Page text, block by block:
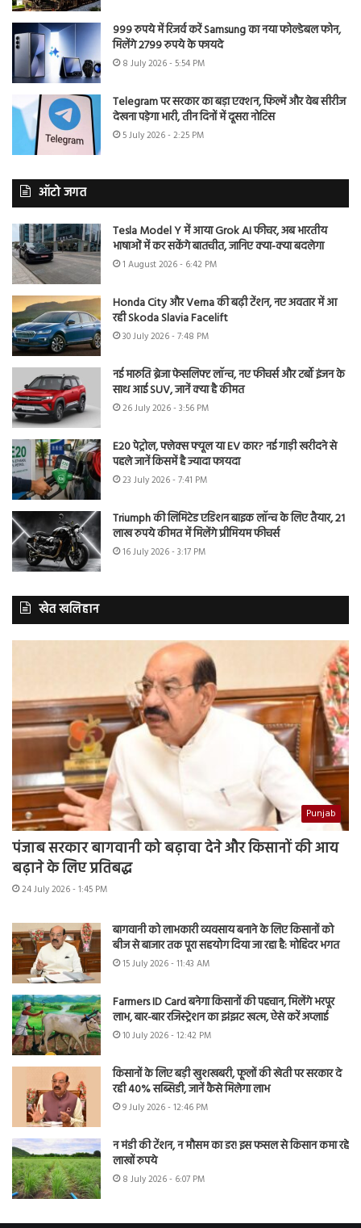
999 रुपये में रिजर्व करें Samsung का नया फोल्डेबल फोन,
मिलेंगे 2799 रुपये के फायदे
8 July 2026 - 5:54 PM
Telegram पर सरकार का बड़ा एक्शन, फिल्में और वेब सीरीज
देखना पड़ेगा भारी, तीन दिनों में दूसरा नोटिस
5 July 2026 - 2:25 PM
ऑटो जगत
Tesla Model Y में आया Grok AI फीचर, अब भारतीय
भाषाओं में कर सकेंगे बातचीत, जानिए क्या-क्या बदलेगा
1 August 2026 - 6:42 PM
Honda City और Verna की बढ़ी टेंशन, नए अवतार में आ
रही Skoda Slavia Facelift
30 July 2026 - 7:48 PM
नई मारुति ब्रेजा फेसलिफ्ट लॉन्च, नए फीचर्स और टर्बो इंजन के
साथ आई SUV, जानें क्या है कीमत
26 July 2026 - 3:56 PM
E20 पेट्रोल, फ्लेक्स फ्यूल या EV कार? नई गाड़ी खरीदने से
पहले जानें किसमें है ज्यादा फायदा
23 July 2026 - 7:41 PM
Triumph की लिमिटेड एडिशन बाइक लॉन्च के लिए तैयार, 21
लाख रुपये कीमत में मिलेंगे प्रीमियम फीचर्स
16 July 2026 - 3:17 PM
खेत खलिहान
Punjab
पंजाब सरकार बागवानी को बढ़ावा देने और किसानों की आय
बढ़ाने के लिए प्रतिबद्ध
24 July 2026 - 1:45 PM
बागवानी को लाभकारी व्यवसाय बनाने के लिए किसानों को
बीज से बाजार तक पूरा सहयोग दिया जा रहा है: मोहिंदर भगत
15 July 2026 - 11:43 AM
Farmers ID Card बनेगा किसानों की पहचान, मिलेंगे भरपूर
लाभ, बार-बार रजिस्ट्रेशन का झंझट खत्म, ऐसे करें अप्लाई
10 July 2026 - 12:42 PM
किसानों के लिए बड़ी खुशखबरी, फूलों की खेती पर सरकार दे
रही 40% सब्सिडी, जानें कैसे मिलेगा लाभ
9 July 2026 - 12:46 PM
न मंडी की टेंशन, न मौसम का डर! इस फसल से किसान कमा रहे
लाखों रुपये
8 July 2026 - 6:07 PM